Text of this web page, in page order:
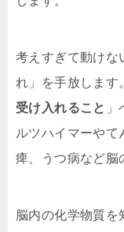
考えすぎて動けな
れ」を手放します
受け入れること
ルツハイマーやて
痺、うつ病など脳
脳内の化学物質